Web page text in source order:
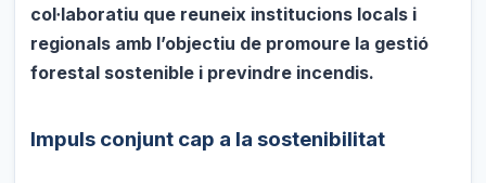
col·laboratiu que reuneix institucions locals i
regionals amb l’objectiu de promoure la gestió
forestal sostenible i previndre incendis.
Impuls conjunt cap a la sostenibilitat